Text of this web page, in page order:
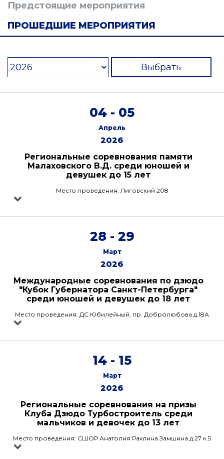
Предстоящие мероприятия
ПРОШЕДШИЕ МЕРОПРИЯТИЯ
Выбрать
04 - 05
Апрель
2026
Региональные соревнования памяти
Малаховского В.Д. среди юношей и
девушек до 15 лет
Место проведения: Лиговский 208
28 - 29
Март
2026
Международные соревнования по дзюдо
"Кубок Губернатора Санкт-Петербурга"
среди юношей и девушек до 18 лет
Место проведения: ДС Юбилейный, пр. Добролюбова д.18А
14 - 15
Март
2026
Региональные соревнования на призы
Клуба Дзюдо Турбостроитель среди
мальчиков и девочек до 13 лет
Место проведения: СШОР Анатолия Рахлина Замшина д.27 к.5